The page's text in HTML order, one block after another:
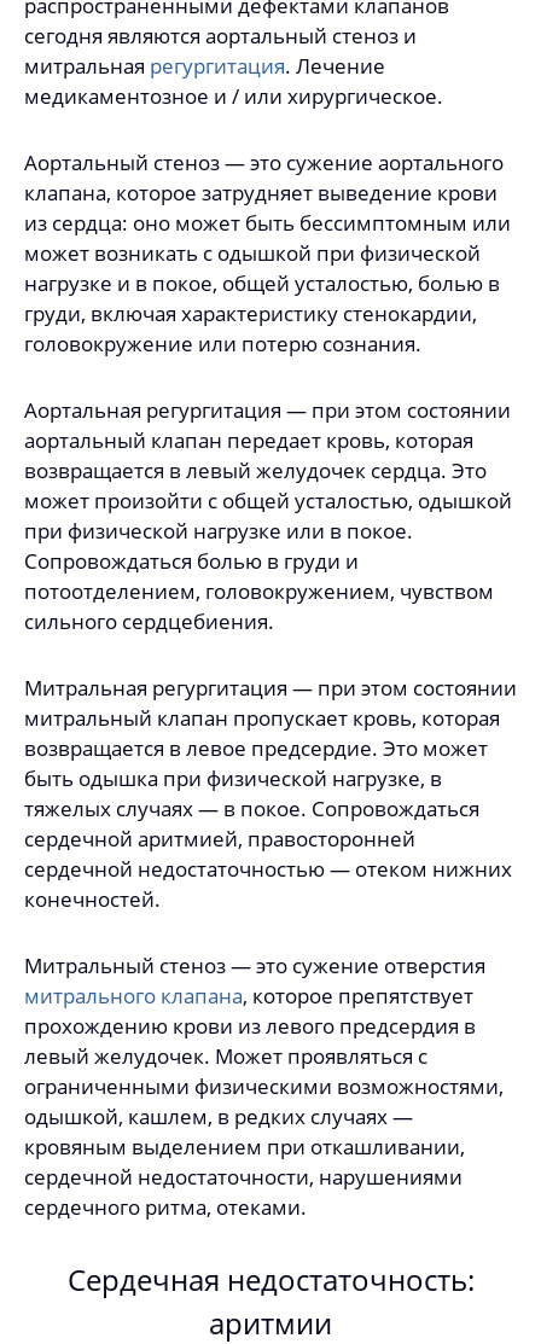
сегодня являются аортальный стеноз и
митральная регургитация. Лечение
медикаментозное и / или хирургическое.
Аортальный стеноз — это сужение аортального
клапана, которое затрудняет выведение крови
из сердца: оно может быть бессимптомным или
может возникать с одышкой при физической
нагрузке и в покое, общей усталостью, болью в
груди, включая характеристику стенокардии,
головокружение или потерю сознания.
Аортальная регургитация — при этом состоянии
аортальный клапан передает кровь, которая
возвращается в левый желудочек сердца. Это
может произойти с общей усталостью, одышкой
при физической нагрузке или в покое.
Сопровождаться болью в груди и
потоотделением, головокружением, чувством
сильного сердцебиения.
Митральная регургитация — при этом состоянии
митральный клапан пропускает кровь, которая
возвращается в левое предсердие. Это может
быть одышка при физической нагрузке, в
тяжелых случаях — в покое. Сопровождаться
сердечной аритмией, правосторонней
сердечной недостаточностью — отеком нижних
конечностей.
Митральный стеноз — это сужение отверстия
митрального клапана, которое препятствует
прохождению крови из левого предсердия в
левый желудочек. Может проявляться с
ограниченными физическими возможностями,
одышкой, кашлем, в редких случаях —
кровяным выделением при откашливании,
сердечной недостаточности, нарушениями
сердечного ритма, отеками.
Сердечная недостаточность:
аритмии